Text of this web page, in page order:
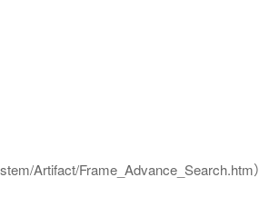
Artifact/Frame_Advance_Search.htm）